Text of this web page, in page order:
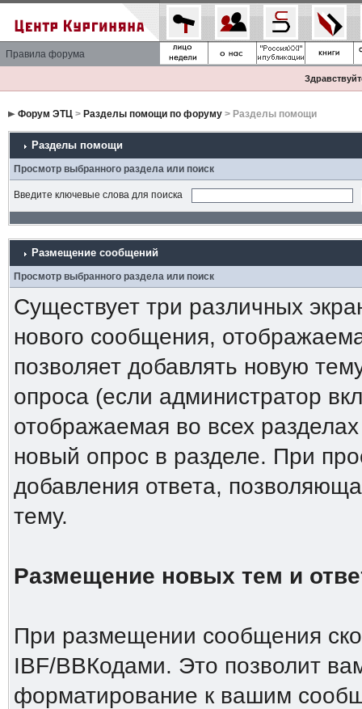
Правила форума
Форум ЭТЦ> Разделы помощи по форуму> Разделы помощи
Разделы помощи
Просмотр выбранного раздела или поиск
Введите ключевые слова для поиска
Размещение сообщений
Просмотр выбранного раздела или поиск
Существует три различных
нового сообщения,
позволяет добавлять новую
опроса (если администратор
отображаемая во всех
новый опрос в разделе. При
добавления ответа,
тему.
Размещение новых тем и
При размещении сообщения
IBF/BBКодами. Это позволит
форматирование к вашим